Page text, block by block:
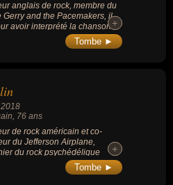
anglais de rock, membre du
Gerry and the Pacemakers, il
avoir interprété la chanson
You'll Never Walk Alone »,
l'hymne du Liverpool FC.
+
+
Tombe ►
2018
, 76 ans
de rock américain et co-
du Jefferson Airplane,
du rock psychédélique
Parmi les titres
« Surrealistic Pillow »,
+
+
Tombe ►